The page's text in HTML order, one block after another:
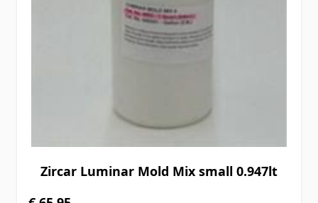
Zircar Luminar Mold Mix small 0.947lt